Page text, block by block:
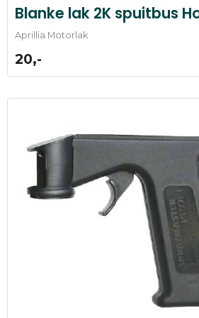
Blanke lak 2K spuitbus
Aprillia Motorlak
20,-